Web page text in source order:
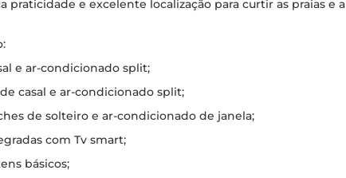
praticidade e excelente localização para curtir as praias e a
e ar-condicionado split;
casal e ar-condicionado split;
de solteiro e ar-condicionado de janela;
com Tv smart;
básicos;